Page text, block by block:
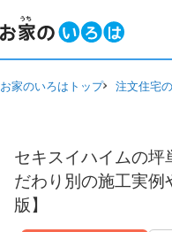
お家のいろはトップ 注文住宅
セキスイハイムの坪
だわり別の施工実
版】